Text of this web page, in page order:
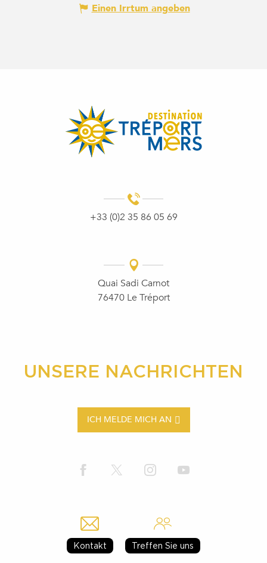
Einen Irrtum angeben
+33 (0)2 35 86 05 69
Quai Sadi Carnot
76470 Le Tréport
UNSERE NACHRICHTEN
ICH MELDE MICH AN
Kontakt Treffen Sie uns